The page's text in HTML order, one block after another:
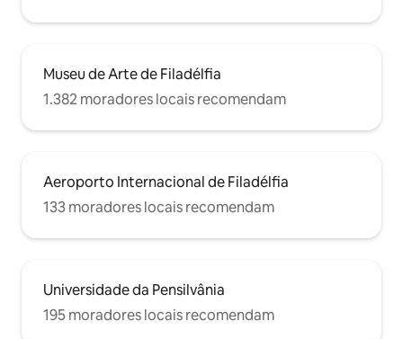
Museu de Arte de Filadélfia
1.382 moradores locais recomendam
Aeroporto Internacional de Filadélfia
133 moradores locais recomendam
Universidade da Pensilvânia
195 moradores locais recomendam